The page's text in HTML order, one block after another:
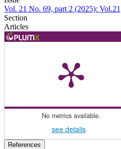
Vol. 21 No. 69, part 2 (2025):
Section
Articles
No metrics available.
see details
References